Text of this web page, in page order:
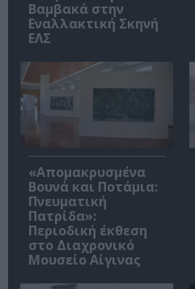
Βαμβακά στην
Εναλλακτική Σκηνή
ΕΛΣ
«Απομακρυσμένα
Βουνά και Ποτάμια:
Πνευματική
Πατρίδα»:
Περιοδική έκθεση
στο Διαχρονικό
Μουσείο Αίγινας